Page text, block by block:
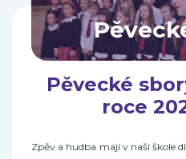
Pěvecké
roce
Zpěv a hudba mají v naší škole